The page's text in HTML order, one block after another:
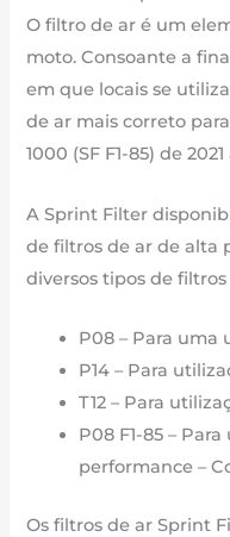
-
PM91S
F1-
85
de
até
agora
O filtro de ar é um
moto. Consoante a
em que locais se
de ar mais correto
1000 (SF F1-85) de
A Sprint Filter
de filtros de ar de alta
diversos tipos de
P08 – Para uma
P14 – Para
T12 – Para
P08 F1-85 –
performance –
Os filtros de ar Sprint